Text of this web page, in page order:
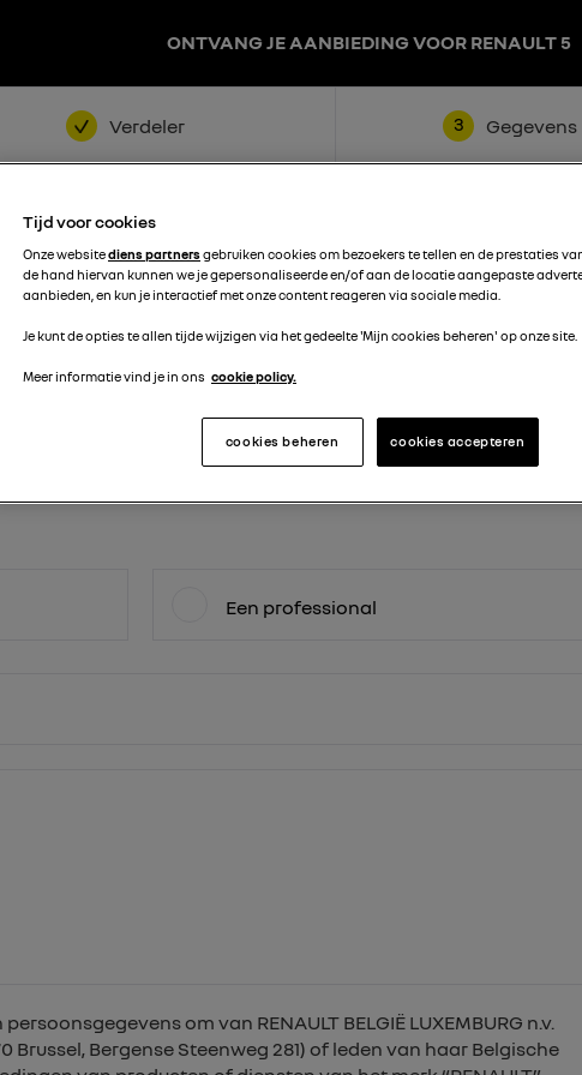
ONTVANG JE AANBIEDING VOOR RENAULT 5
Verdeler 3 Gegevens
Achternaam
Telefoon
Een professional
om van RENAULT BELGIË LUXEMBURG n.v.
Brussel, Bergense Steenweg 281) of leden van haar Belgische
Tijd voor cookies
Onze websitediens partnersgebruiken cookies om bezoekers te tellen en de prestaties
de hand hiervan kunnen we je gepersonaliseerde en/of aan de locatie aangepaste
aanbieden, en kun je interactief met onze content reageren via sociale media.
Je kunt de opties te allen tijde wijzigen via het gedeelte 'Mijn cookies beheren' op onze site.
Meer informatie vind je in ons cookie policy.
cookies accepteren
cookies beheren